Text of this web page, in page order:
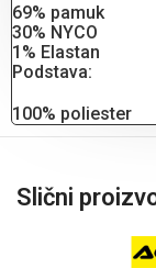
69% pamuk
30% NYCO
1% Elastan
Podstava:
100% poliester
Slični